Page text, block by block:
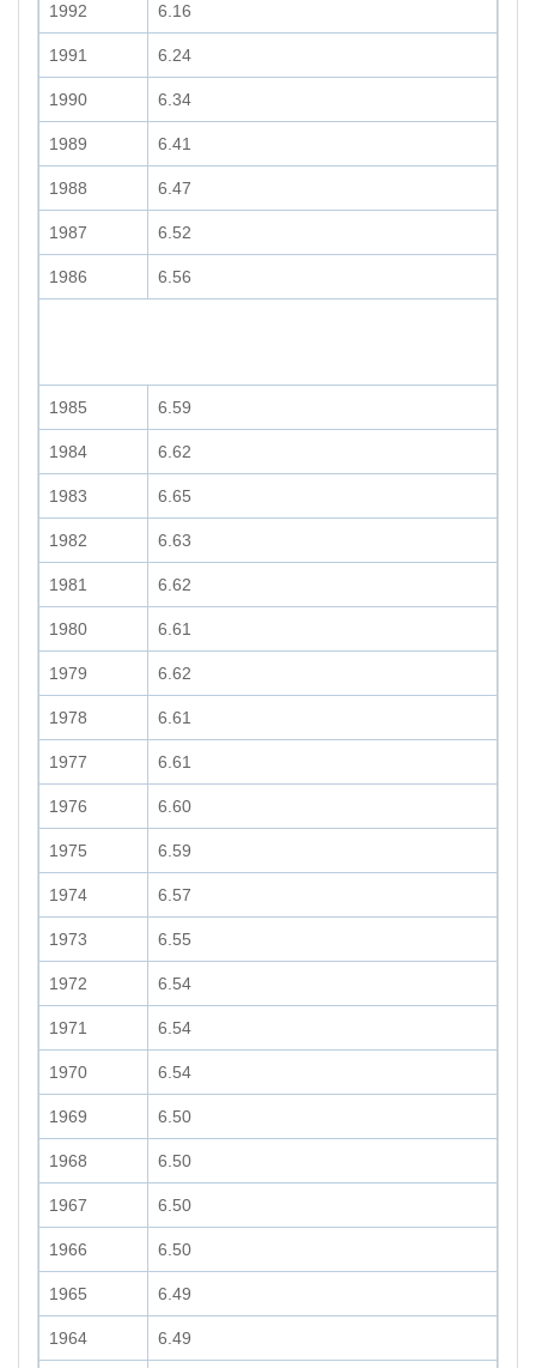
1992 6.16
1991 6.24
1990 6.34
1989 6.41
1988 6.47
1987 6.52
1986 6.56
1985 6.59
1984 6.62
1983 6.65
1982 6.63
1981 6.62
1980 6.61
1979 6.62
1978 6.61
1977 6.61
1976 6.60
1975 6.59
1974 6.57
1973 6.55
1972 6.54
1971 6.54
1970 6.54
1969 6.50
1968 6.50
1967 6.50
1966 6.50
1965 6.49
1964 6.49